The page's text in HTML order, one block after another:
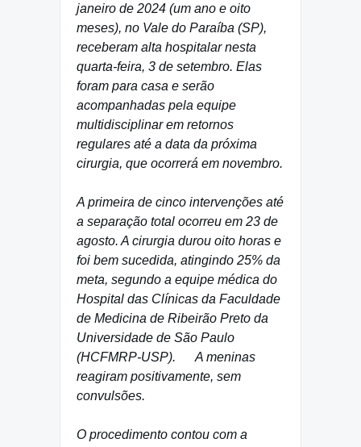
janeiro de 2024 (um ano e oito
meses), no Vale do Paraíba (SP),
receberam alta hospitalar nesta
quarta-feira, 3 de setembro. Elas
foram para casa e serão
acompanhadas pela equipe
multidisciplinar em retornos
regulares até a data da próxima
cirurgia, que ocorrerá em novembro.
A primeira de cinco intervenções até
a separação total ocorreu em 23 de
agosto. A cirurgia durou oito horas e
foi bem sucedida, atingindo 25% da
meta, segundo a equipe médica do
Hospital das Clínicas da Faculdade
de Medicina de Ribeirão Preto da
Universidade de São Paulo
(HCFMRP-USP). A meninas
reagiram positivamente, sem
convulsões.
O procedimento contou com a